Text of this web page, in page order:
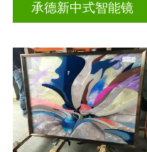
承德新中式智能镜